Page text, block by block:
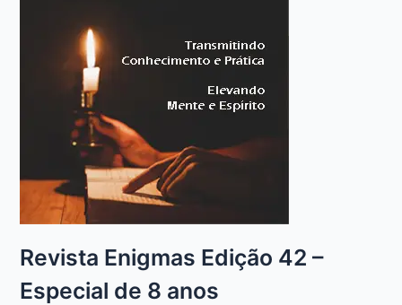
Revista Enigmas Edição 42 –
Especial de 8 anos